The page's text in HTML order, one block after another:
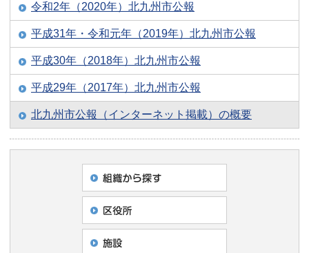
令和2年（2020年）北九州市公報
平成31年・令和元年（2019年）北九州市公報
平成30年（2018年）北九州市公報
平成29年（2017年）北九州市公報
北九州市公報（インターネット掲載）の概要